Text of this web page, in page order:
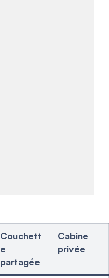
Couchett
e
partagée
Cabine
privée